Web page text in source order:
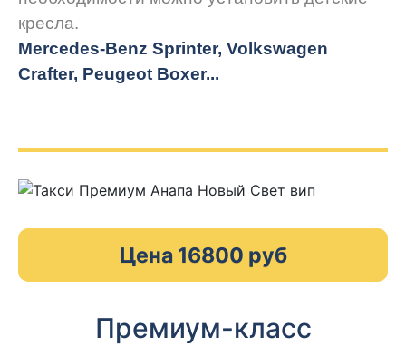
кресла.
Mercedes-Benz Sprinter, Volkswagen
Crafter, Peugeot Boxer...
Цена 16800 руб
Премиум-класс